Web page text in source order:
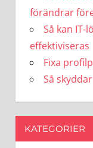
förändrar
Så kan
effektiviseras
Fixa
Så
KATEGORIER